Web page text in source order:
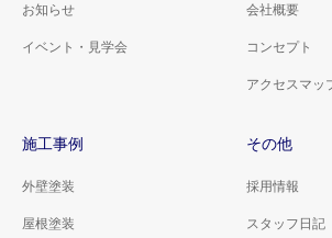
お知らせ
イベント・見学会
会社概要
コンセプト
アクセスマッ
施工事例
外壁塗装
屋根塗装
その他
採用情報
スタッフ日記